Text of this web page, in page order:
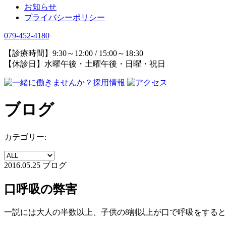
お知らせ
プライバシーポリシー
079-452-4180
【診療時間】9:30～12:00 / 15:00～18:30
【休診日】水曜午後・土曜午後・日曜・祝日
ブログ
カテゴリー:
2016.05.25 ブログ
口呼吸の弊害
一説には大人の半数以上、子供の8割以上が口で呼吸をすると